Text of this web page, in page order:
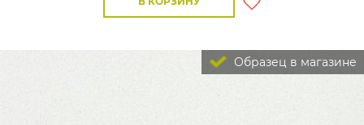
Образец в магазине